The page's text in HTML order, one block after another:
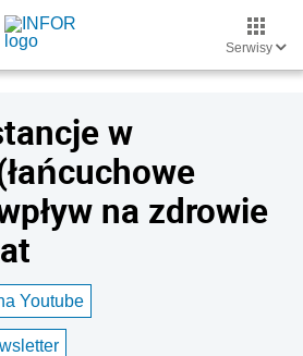
Serwisy
w
na zdrowie
Youtube